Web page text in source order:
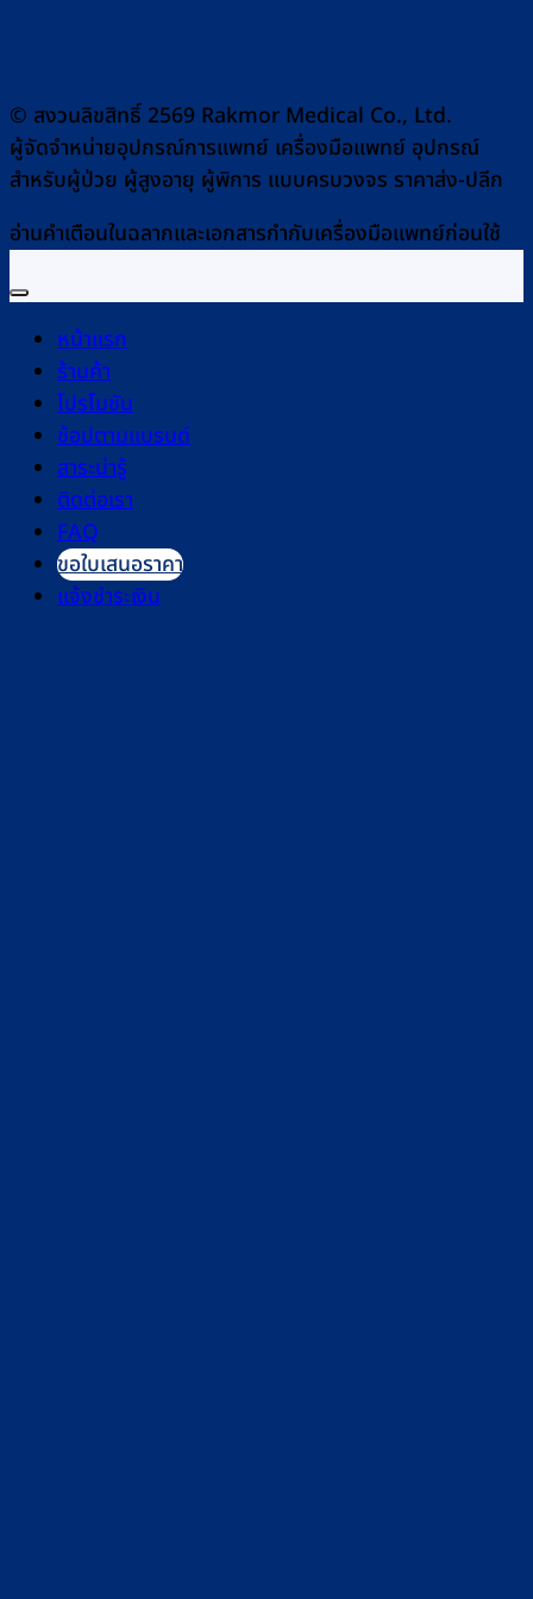
© สงวนลิขสิทธิ์ 2569 Rakmor Medical Co., Ltd.
ผู้จัดจำหน่ายอุปกรณ์การแพทย์ เครื่องมือแพทย์ อุปกรณ์
สำหรับผู้ป่วย ผู้สูงอายุ ผู้พิการ แบบครบวงจร ราคาส่ง-ปลีก
อ่านคำเตือนในฉลากและเอกสารกำกับเครื่องมือแพทย์ก่อนใช้
หน้าแรก
ร้านค้า
โปรโมชัน
ช้อปตามแบรนด์
สาระน่ารู้
ติดต่อเรา
FAQ
ขอใบเสนอราคา
แจ้งชำระเงิน